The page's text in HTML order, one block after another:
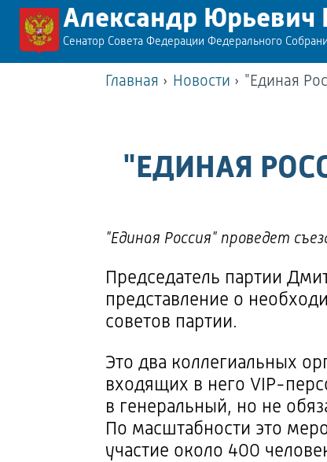
Александр
Сенатор Совета Федерации Федерального
Главная › Новости › "Единая
"ЕДИНАЯ
"Единая Россия" проведет
Председатель партии
представление о
советов партии.
Это два коллегиальных
входящих в него VIP-
в генеральный, но не
По масштабности это
участие около 400